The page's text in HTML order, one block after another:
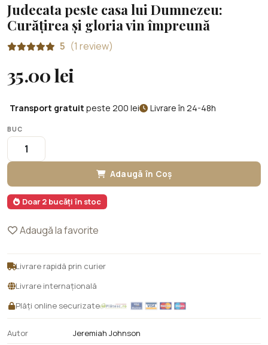
Judecata peste casa lui Dumnezeu:
Curățirea și gloria vin împreună
5 (1 review)
35.00 lei
Transport gratuit peste 200 lei Livrare în 24-48h
BUC
Adaugă în Coș
Doar 2 bucăți în stoc
Adaugă la favorite
Livrare rapidă prin curier
Livrare internațională
Plăți online securizate
Autor
Jeremiah Johnson